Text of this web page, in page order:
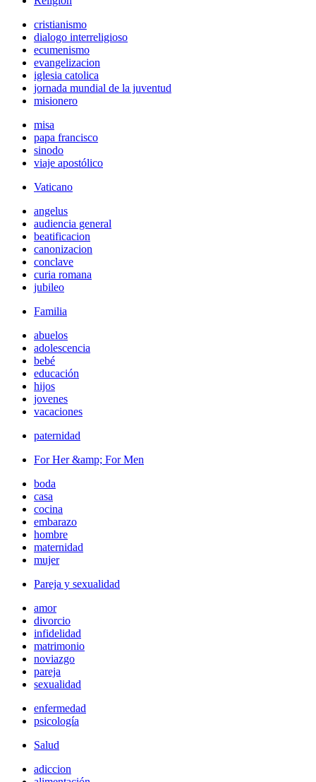
cristianismo
dialogo interreligioso
ecumenismo
evangelizacion
iglesia catolica
jornada mundial de la juventud
misionero
misa
papa francisco
sinodo
viaje apostólico
Vaticano
angelus
audiencia general
beatificacion
canonizacion
conclave
curia romana
jubileo
Familia
abuelos
adolescencia
bebé
educación
hijos
jovenes
vacaciones
paternidad
For Her &amp; For Men
boda
casa
cocina
embarazo
hombre
maternidad
mujer
Pareja y sexualidad
amor
divorcio
infidelidad
matrimonio
noviazgo
pareja
sexualidad
enfermedad
psicología
Salud
adiccion